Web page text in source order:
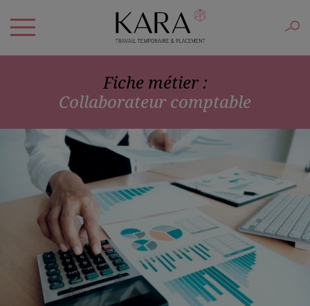
Fiche métier :
Collaborateur comptable